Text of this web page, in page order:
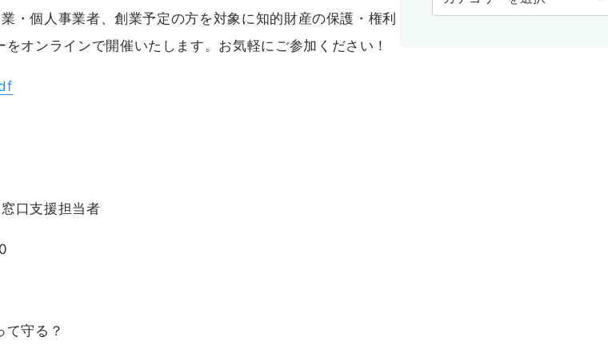
・個人事業者、創業予定の方を対象に知的財産の保護・権利
オンラインで開催いたします。お気軽にご参加ください！
口支援担当者
って守る？